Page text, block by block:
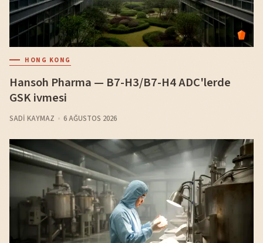
HONG KONG
Hansoh Pharma — B7-H3/B7-H4 ADC'lerde
GSK ivmesi
SADI KAYMAZ 6 AĞUSTOS 2026